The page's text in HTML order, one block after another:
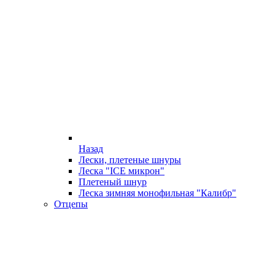
Назад
Лески, плетеные шнуры
Леска "ICE микрон"
Плетеный шнур
Леска зимняя монофильная "Калибр"
Отцепы